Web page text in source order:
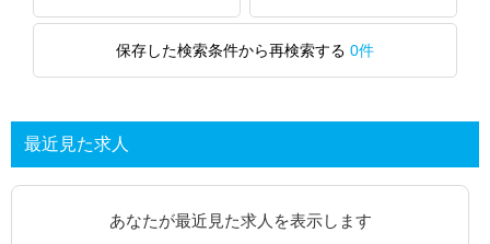
保存した検索条件から再検索する 0件
最近見た求人
あなたが最近見た求人を表示します